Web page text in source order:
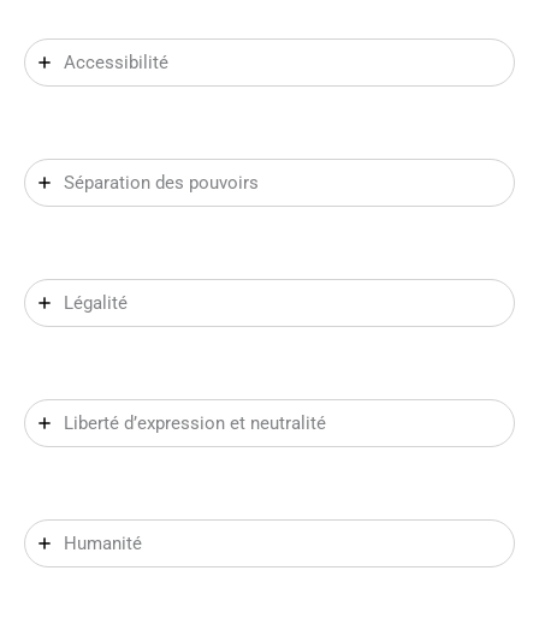
Accessibilité
Séparation des pouvoirs
Légalité
Liberté d’expression et neutralité
Humanité